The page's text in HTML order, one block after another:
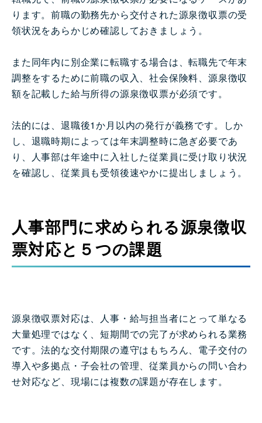
ります。前職の勤務先から交付された源泉徴収票の受
領状況をあらかじめ確認しておきましょう。
また同年内に別企業に転職する場合は、転職先で年末
調整をするために前職の収入、社会保険料、源泉徴収
額を記載した給与所得の源泉徴収票が必須です。
法的には、退職後1か月以内の発行が義務です。しか
し、退職時期によっては年末調整時に急ぎ必要であ
り、人事部は年途中に入社した従業員に受け取り状況
を確認し、従業員も受領後速やかに提出しましょう。
人事部門に求められる源泉徴収
票対応と５つの課題
源泉徴収票対応は、人事・給与担当者にとって単なる
大量処理ではなく、短期間での完了が求められる業務
です。法的な交付期限の遵守はもちろん、電子交付の
導入や多拠点・子会社の管理、従業員からの問い合わ
せ対応など、現場には複数の課題が存在します。